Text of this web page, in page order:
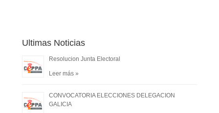
Ultimas Noticias
Resolucion Junta Electoral
Leer más »
CONVOCATORIA ELECCIONES DELEGACION
GALICIA